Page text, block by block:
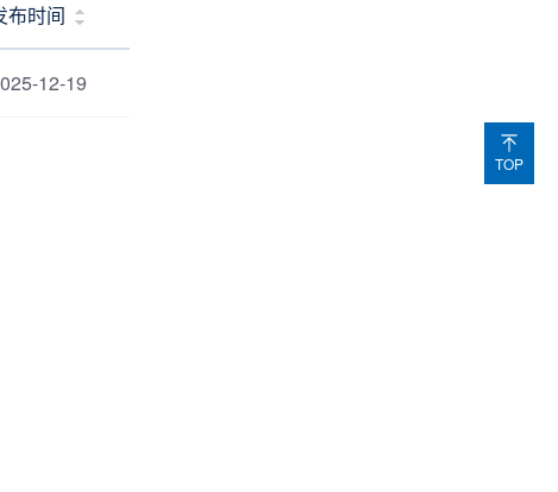
布时间
12-19
TOP